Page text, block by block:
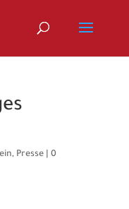
, Presse| 0